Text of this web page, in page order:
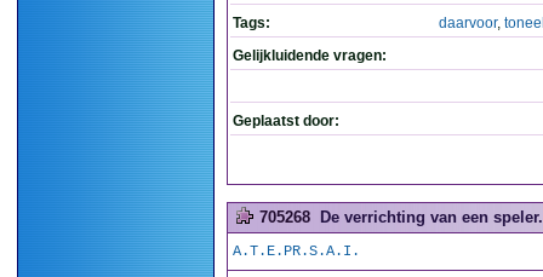
Tags:
daarvoor,
Gelijkluidende vragen:
Geplaatst door:
705268 De verrichting van een
A.T.E.PR.S.A.I.